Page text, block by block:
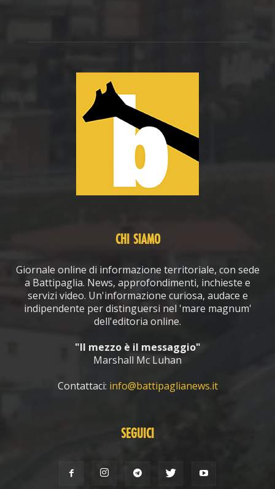
CHI SIAMO
Giornale online di informazione territoriale, con sede
a Battipaglia. News, approfondimenti, inchieste e
servizi video. Un'informazione curiosa, audace e
indipendente per distinguersi nel 'mare magnum'
dell'editoria online.
"Il mezzo è il messaggio"
Marshall Mc Luhan
Contattaci: info@battipaglianews.it
SEGUICI